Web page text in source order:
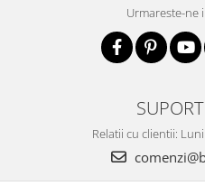
Urmareste-ne
Relatii cu clientii: